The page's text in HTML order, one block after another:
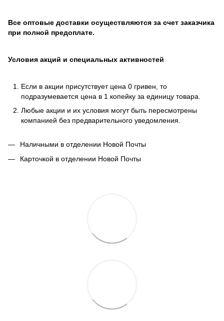
Все оптовые доставки осуществляются за счет заказчика
при полной предоплате.
Условия акций и специальных активностей
Если в акции присутствует цена 0 гривен, то
подразумевается цена в 1 копейку за единицу товара.
Любые акции и их условия могут быть пересмотрены
компанией без предварительного уведомления.
Наличными в отделении Новой Почты
Карточкой в отделении Новой Почты